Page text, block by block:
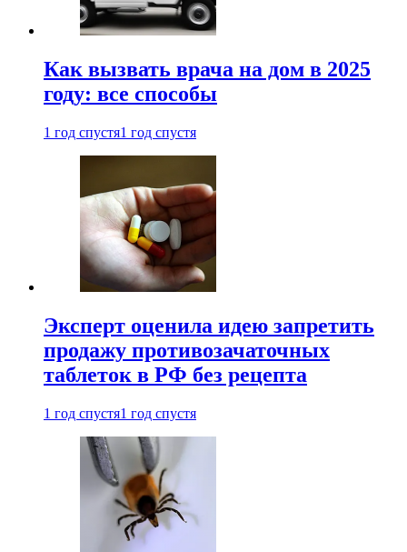
Как вызвать врача на дом в 2025
году: все способы
1 год спустя1 год спустя
Эксперт оценила идею запретить
продажу противозачаточных
таблеток в РФ без рецепта
1 год спустя1 год спустя